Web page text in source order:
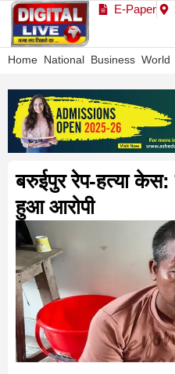
E-Paper
Home National Business World
बरुईपुर रेप-हत्या
हुआ आरोपी